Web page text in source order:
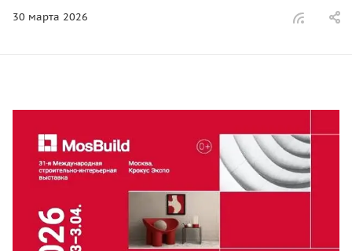
30 марта 2026